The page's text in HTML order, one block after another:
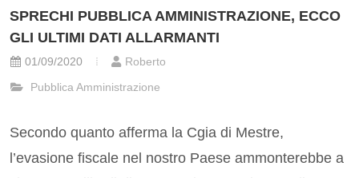
SPRECHI PUBBLICA AMMINISTRAZIONE, ECCO
GLI ULTIMI DATI ALLARMANTI
01/09/2020
Roberto
Pubblica Amministrazione
Secondo quanto afferma la Cgia di Mestre,
l’evasione fiscale nel nostro Paese ammonterebbe a